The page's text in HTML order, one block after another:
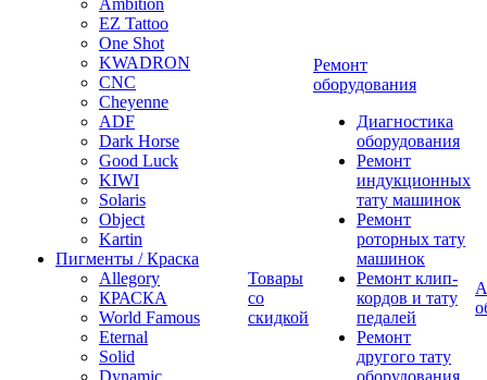
Ambition
EZ Tattoo
One Shot
KWADRON
CNC
Cheyenne
ADF
Dark Horse
Good Luck
KIWI
Solaris
Object
Kartin
Пигменты / Краска
Allegory
КРАСКА
World Famous
Eternal
Solid
Dynamic
Товары
со
скидкой
Ремонт
оборудования
Диагностика
оборудования
Ремонт
индукционных
тату машинок
Ремонт
роторных тату
машинок
Ремонт клип-
кордов и тату
педалей
Ремонт
другого тату
оборудования